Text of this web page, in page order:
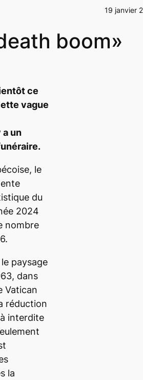
19 janvier
boom»
ce
vague
a un
le
du
2024
nombre
paysage
dans
Vatican
réduction
interdite
la